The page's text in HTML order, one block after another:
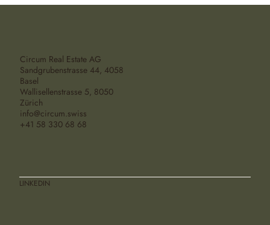
Circum Real Estate AG
Sandgrubenstrasse 44, 4058
Basel
Wallisellenstrasse 5, 8050
Zürich
info@circum.swiss
+41 58 330 68 68
LINKEDIN